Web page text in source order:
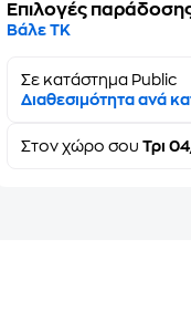
Επιλογές
Βάλε ΤΚ
Σε κατάστημα Public
Διαθεσιμότητα ανά
Στονχώρο σου Τρι